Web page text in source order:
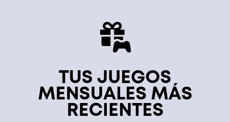
TUS JUEGOS
MENSUALES MÁS
RECIENTES